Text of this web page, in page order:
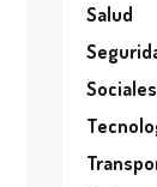
Salud
Sociales